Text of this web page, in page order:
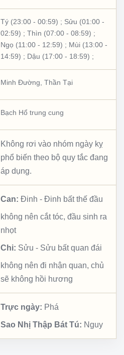
Tý (23:00 - 00:59) ; Sửu (01:00 -
02:59) ; Thìn (07:00 - 08:59) ;
Ngọ (11:00 - 12:59) ; Mùi (13:00 -
14:59) ; Dậu (17:00 - 18:59) ;
Minh Đường Thần Tại
Bạch Hổ trung cung
Không rơi vào nhóm ngày kỵ
phổ biến theo bộ quy tắc đang
áp dụng.
Can: Đinh - Đinh bất thế đầu
không nên cắt tóc, đầu sinh ra
nhọt
Chi: Sửu - Sửu bất quan đái
không nên đi nhận quan, chủ
sẽ không hồi hương
Trực ngày: Phá
Sao Nhị Thập Bát Tú: Nguy